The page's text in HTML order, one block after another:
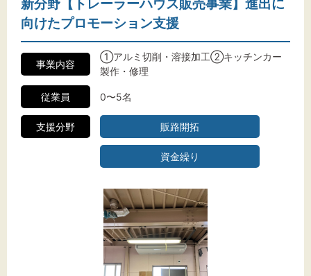
新分野【トレーラーハウス販売事業】進出に
向けたプロモーション支援
事業内容
①アルミ切削・溶接加工②キッチンカー
製作・修理
従業員 0〜5名
支援分野 販路開拓
資金繰り